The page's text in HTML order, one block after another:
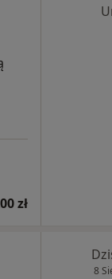
zł
8